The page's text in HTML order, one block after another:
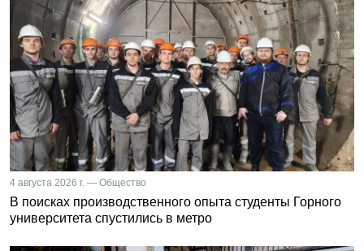
4 августа 2026 г. — Общество
В поисках производственного опыта студенты Горного
университета спустились в метро